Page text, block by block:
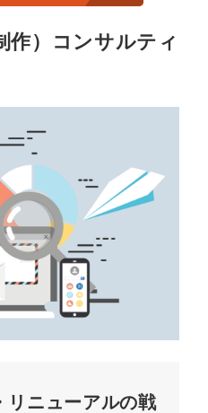
作）コンサルティ
リニューアルの戦